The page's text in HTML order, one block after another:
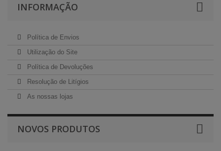
INFORMAÇÃO
Política de Envios
Utilização do Site
Política de Devoluções
Resolução de Litígios
As nossas lojas
NOVOS PRODUTOS